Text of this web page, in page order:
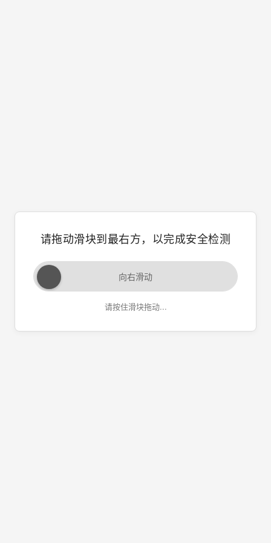
请拖动滑块到最右方，以完成安全检测
向右滑动
请按住滑块拖动...